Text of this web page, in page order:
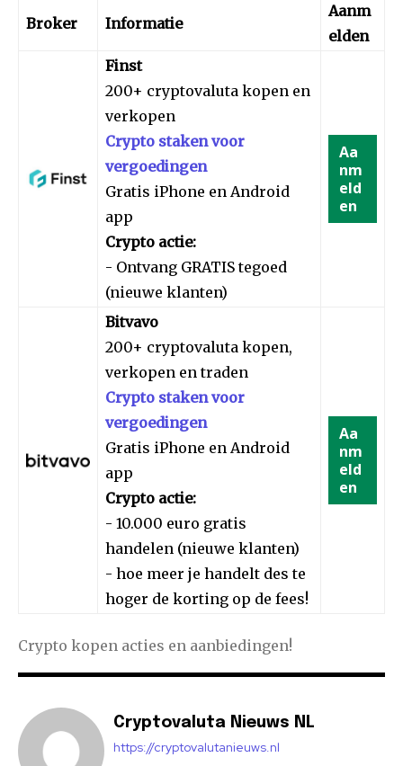
Broker Informatie
Aanm
elden
Finst
200+ cryptovaluta kopen en
verkopen
Crypto staken voor
vergoedingen
Gratis iPhone en Android
app
Crypto actie:
- Ontvang GRATIS tegoed
(nieuwe klanten)
Aa
nm
eld
en
Bitvavo
200+ cryptovaluta kopen,
verkopen en traden
Crypto staken voor
vergoedingen
Gratis iPhone en Android
app
Crypto actie:
- 10.000 euro gratis
handelen (nieuwe klanten)
- hoe meer je handelt des te
hoger de korting op de fees!
Aa
nm
eld
en
Crypto kopen acties en aanbiedingen!
Cryptovaluta Nieuws NL
https://cryptovalutanieuws.nl